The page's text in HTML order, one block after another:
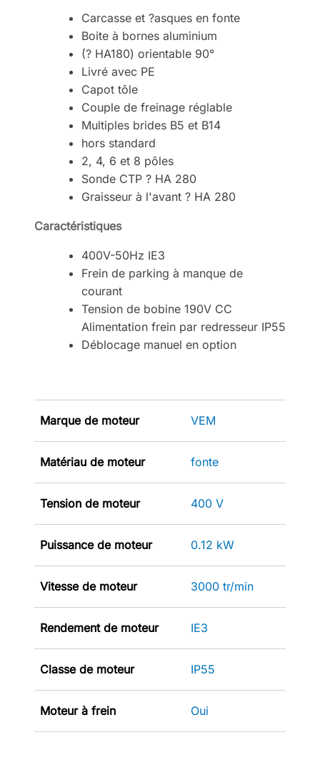
Carcasse et ?asques en fonte
Boite à bornes aluminium
(? HA180) orientable 90°
Livré avec PE
Capot tôle
Couple de freinage réglable
Multiples brides B5 et B14
hors standard
2, 4, 6 et 8 pôles
Sonde CTP ? HA 280
Graisseur à l'avant ? HA 280
Caractéristiques
400V-50Hz IE3
Frein de parking à manque de
courant
Tension de bobine 190V CC
Alimentation frein par redresseur IP55
Déblocage manuel en option
Marque de moteur VEM
Matériau de moteur fonte
Tension de moteur 400 V
Puissance de moteur 0.12 kW
Vitesse de moteur 3000 tr/min
Rendement de moteur IE3
Classe de moteur IP55
Moteur à frein Oui